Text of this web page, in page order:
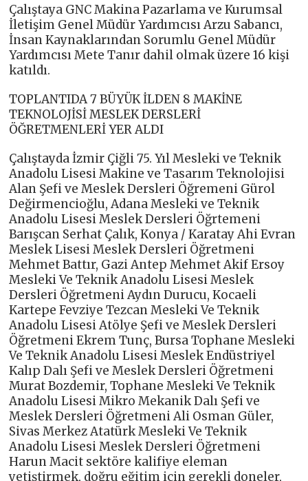
Çalıştaya GNC Makina Pazarlama ve Kurumsal
İletişim Genel Müdür Yardımcısı Arzu Sabancı,
İnsan Kaynaklarından Sorumlu Genel Müdür
Yardımcısı Mete Tanır dahil olmak üzere 16 kişi
katıldı.
TOPLANTIDA 7 BÜYÜK İLDEN 8 MAKİNE
TEKNOLOJİSİ MESLEK DERSLERİ
ÖĞRETMENLERİ YER ALDI
Çalıştayda İzmir Çiğli 75. Yıl Mesleki ve Teknik
Anadolu Lisesi Makine ve Tasarım Teknolojisi
Alan Şefi ve Meslek Dersleri Öğremeni Gürol
Değirmencioğlu, Adana Mesleki ve Teknik
Anadolu Lisesi Meslek Dersleri Öğrtemeni
Barışcan Serhat Çalık, Konya / Karatay Ahi Evran
Meslek Lisesi Meslek Dersleri Öğretmeni
Mehmet Battır, Gazi Antep Mehmet Akif Ersoy
Mesleki Ve Teknik Anadolu Lisesi Meslek
Dersleri Öğretmeni Aydın Durucu, Kocaeli
Kartepe Fevziye Tezcan Mesleki Ve Teknik
Anadolu Lisesi Atölye Şefi ve Meslek Dersleri
Öğretmeni Ekrem Tunç, Bursa Tophane Mesleki
Ve Teknik Anadolu Lisesi Meslek Endüstriyel
Kalıp Dalı Şefi ve Meslek Dersleri Öğretmeni
Murat Bozdemir, Tophane Mesleki Ve Teknik
Anadolu Lisesi Mikro Mekanik Dalı Şefi ve
Meslek Dersleri Öğretmeni Ali Osman Güler,
Sivas Merkez Atatürk Mesleki Ve Teknik
Anadolu Lisesi Meslek Dersleri Öğretmeni
Harun Macit sektöre kalifiye eleman
yetiştirmek, doğru eğitim için gerekli doneler,